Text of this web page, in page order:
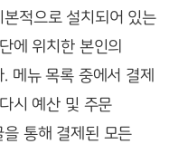
적으로 설치되어 있는
에 위치한 본인의
메뉴 목록 중에서 결제
시 예산 및 주문
통해 결제된 모든